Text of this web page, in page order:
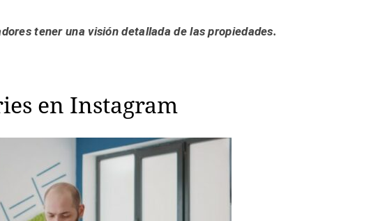
tener una visión detallada de las propiedades.
en Instagram